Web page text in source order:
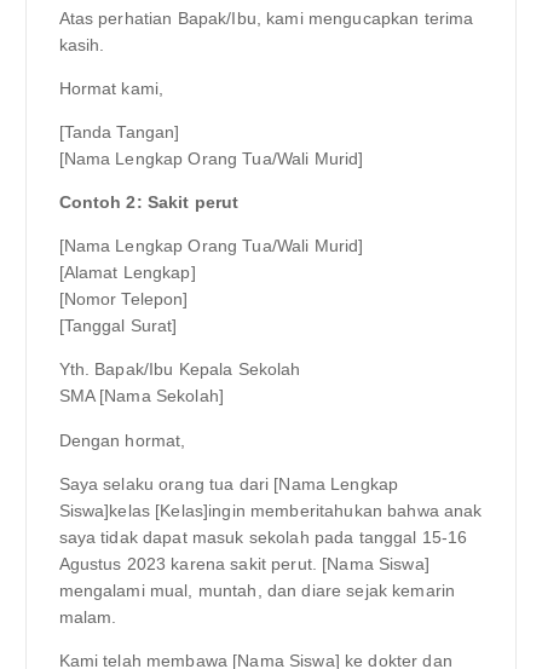
Atas perhatian Bapak/Ibu, kami mengucapkan terima
kasih.
Hormat kami,
[Tanda Tangan]
[Nama Lengkap Orang Tua/Wali Murid]
Contoh 2: Sakit perut
[Nama Lengkap Orang Tua/Wali Murid]
[Alamat Lengkap]
[Nomor Telepon]
[Tanggal Surat]
Yth. Bapak/Ibu Kepala Sekolah
SMA [Nama Sekolah]
Dengan hormat,
Saya selaku orang tua dari [Nama Lengkap
Siswa]kelas [Kelas]ingin memberitahukan bahwa anak
saya tidak dapat masuk sekolah pada tanggal 15-16
Agustus 2023 karena sakit perut. [Nama Siswa]
mengalami mual, muntah, dan diare sejak kemarin
malam.
Kami telah membawa [Nama Siswa] ke dokter dan